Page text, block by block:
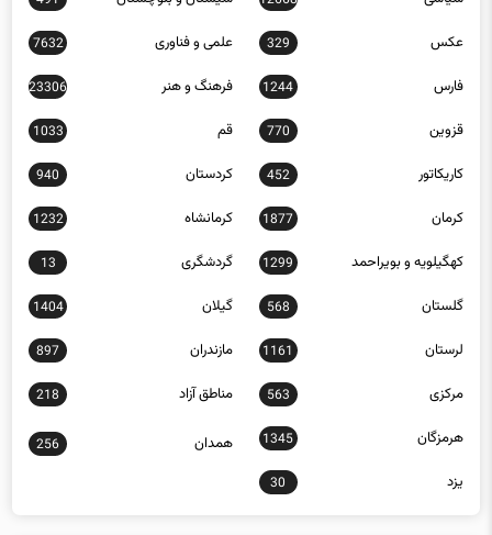
سیاسی 12668 سیستان و بلوچستان 491
عکس 329 علمی و فناوری 7632
فارس 1244 فرهنگ و هنر 23306
قزوین 770 قم 1033
کاریکاتور 452 کردستان 940
کرمان 1877 کرمانشاه 1232
کهگیلویه و بویراحمد 1299 گردشگری 13
گلستان 568 گیلان 1404
لرستان 1161 مازندران 897
مرکزی 563
218
1345